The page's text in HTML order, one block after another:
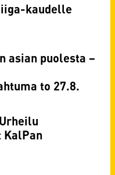
kaudelle
asian puolesta –
to 27.8.